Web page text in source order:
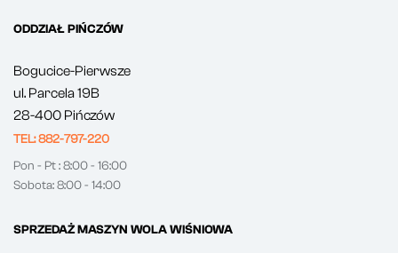
ODDZIAŁ PIŃCZÓW
Bogucice-Pierwsze
ul. Parcela 19B
28-400 Pińczów
TEL: 882-797-220
Pon - Pt : 8:00 - 16:00
Sobota: 8:00 - 14:00
SPRZEDAŻ MASZYN WOLA WIŚNIOWA